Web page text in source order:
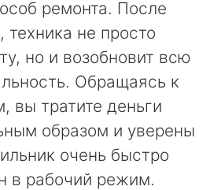
ремонта. После
техника не просто
но и возобновит всю
Обращаясь к
вы тратите деньги
образом и уверены
очень быстро
в рабочий режим.